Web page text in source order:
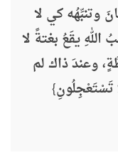
وتنبِّهُه كي لا
يقَعُ بغتةً لا
وعندَ ذاك لم
تَسْتَعْجِلُونِ}